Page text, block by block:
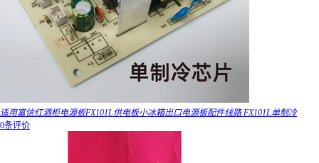
适用富信红酒柜电源板FX101L供电板小冰箱出口电源板配件线路 FX101L单制冷
0条评价